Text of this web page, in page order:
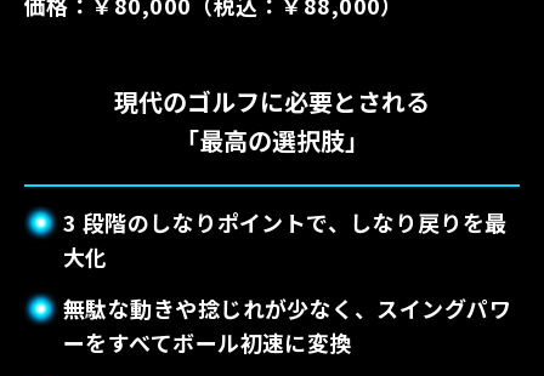
現代のゴルフに必要とされる
「最高の選択肢」
3 段階のしなりポイントで、しなり戻りを最
大化
無駄な動きや捻じれが少なく、スイングパワ
ーをすべてボール初速に変換